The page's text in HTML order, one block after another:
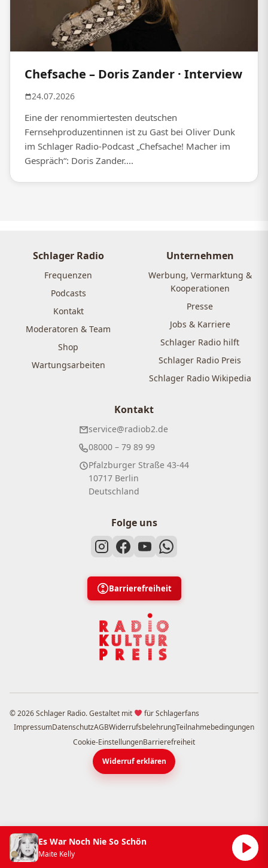
Chefsache – Doris Zander · Interview
24.07.2026
Eine der renommiertesten deutschen
Fernsehproduzentinnen ist zu Gast bei Oliver Dunk
im Schlager Radio-Podcast „Chefsache! Macher im
Gespräch“: Doris Zander....
Schlager Radio
Frequenzen
Podcasts
Kontakt
Moderatoren & Team
Shop
Wartungsarbeiten
Unternehmen
Werbung, Vermarktung &
Kooperationen
Presse
Jobs & Karriere
Schlager Radio hilft
Schlager Radio Preis
Schlager Radio Wikipedia
Kontakt
service@radiob2.de
08000 – 79 89 99
Pfalzburger Straße 43-44
10717 Berlin
Deutschland
Folge uns
Barrierefreiheit
© 2026 Schlager Radio. Gestaltet mit
für Schlagerfans
ImpressumDatenschutzAGBWiderrufsbelehrungTeilnahmebedingungen
Cookie-EinstellungenBarrierefreiheit
Widerruf erklären
Es War Noch Nie So Schön
Maite Kelly